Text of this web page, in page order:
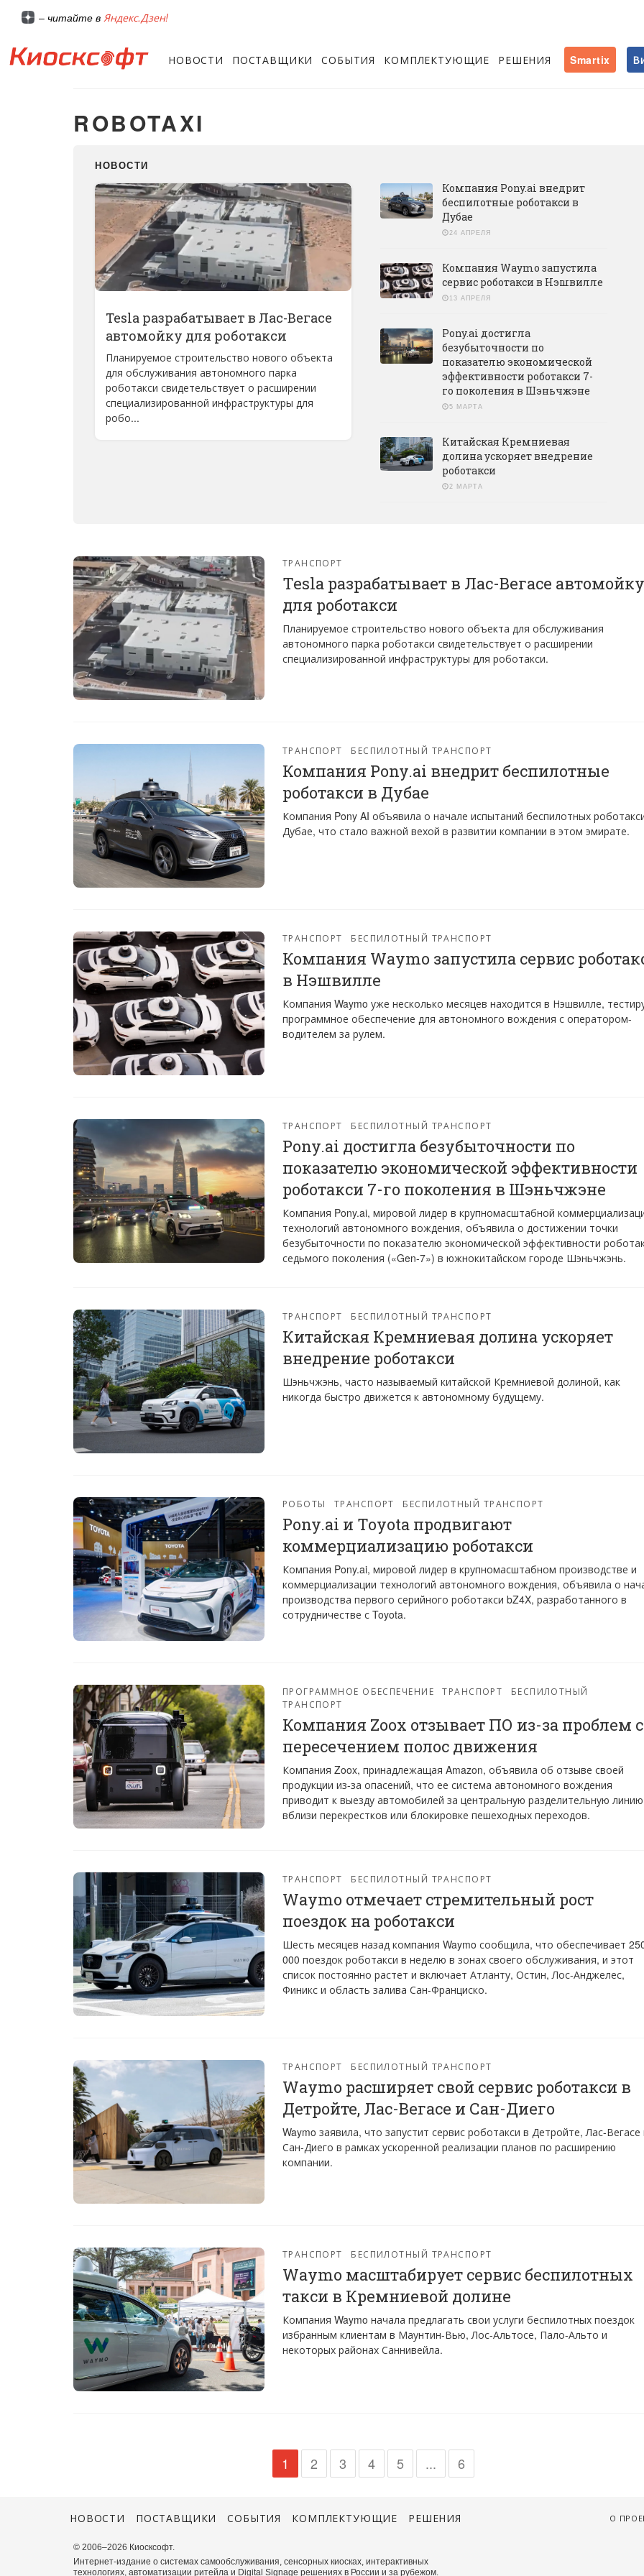
– читайте в Яндекс.Дзен!
НОВОСТИ ПОСТАВЩИКИ СОБЫТИЯ КОМПЛЕКТУЮЩИЕ РЕШЕНИЯ Smartix
ROBOTAXI
НОВОСТИ
Tesla разрабатывает в Лас-Вегасе
автомойку для роботакси
Планируемое строительство нового объекта
для обслуживания автономного парка
роботакси свидетельствует о расширении
специализированной инфраструктуры для
робо...
Компания Pony.ai внедрит
беспилотные роботакси в
Дубае
24 АПРЕЛЯ
Компания Waymo запустила
сервис роботакси в Нэшвилле
13 АПРЕЛЯ
Pony.ai достигла
безубыточности по
показателю экономической
эффективности роботакси 7-
го поколения в Шэньчжэне
5 МАРТА
Китайская Кремниевая
долина ускоряет внедрение
роботакси
2 МАРТА
ТРАНСПОРТ
Tesla разрабатывает в Лас-Вегасе автомойку
для роботакси
Планируемое строительство нового объекта для обслуживания
автономного парка роботакси свидетельствует о расширении
специализированной инфраструктуры для роботакси.
ТРАНСПОРТ БЕСПИЛОТНЫЙ ТРАНСПОРТ
Компания Pony.ai внедрит беспилотные
роботакси в Дубае
Компания Pony AI объявила о начале испытаний беспилотных
Дубае, что стало важной вехой в развитии компании в этом эмирате.
ТРАНСПОРТ БЕСПИЛОТНЫЙ ТРАНСПОРТ
Компания Waymo запустила сервис
в Нэшвилле
Компания Waymo уже несколько месяцев находится в Нэшвилле,
программное обеспечение для автономного вождения с оператором-
водителем за рулем.
ТРАНСПОРТ БЕСПИЛОТНЫЙ ТРАНСПОРТ
Pony.ai достигла безубыточности по
показателю экономической эффективности
роботакси 7-го поколения в Шэньчжэне
Компания Pony.ai, мировой лидер в крупномасштабной
технологий автономного вождения, объявила о достижении точки
безубыточности по показателю экономической эффективности
седьмого поколения («Gen-7») в южнокитайском городе Шэньчжэнь.
ТРАНСПОРТ БЕСПИЛОТНЫЙ ТРАНСПОРТ
Китайская Кремниевая долина ускоряет
внедрение роботакси
Шэньчжэнь, часто называемый китайской Кремниевой долиной, как
никогда быстро движется к автономному будущему.
РОБОТЫ ТРАНСПОРТ БЕСПИЛОТНЫЙ ТРАНСПОРТ
Pony.ai и Toyota продвигают
коммерциализацию роботакси
Компания Pony.ai, мировой лидер в крупномасштабном производстве и
коммерциализации технологий автономного вождения, объявила о
производства первого серийного роботакси bZ4X, разработанного в
сотрудничестве с Toyota.
ПРОГРАММНОЕ ОБЕСПЕЧЕНИЕ ТРАНСПОРТ
БЕСПИЛОТНЫЙ
ТРАНСПОРТ
Компания Zoox отзывает ПО из-за проблем с
пересечением полос движения
Компания Zoox, принадлежащая Amazon, объявила об отзыве своей
продукции из-за опасений, что ее система автономного вождения
приводит к выезду автомобилей за центральную разделительную линию
вблизи перекрестков или блокировке пешеходных переходов.
ТРАНСПОРТ БЕСПИЛОТНЫЙ ТРАНСПОРТ
Waymo отмечает стремительный рост
поездок на роботакси
Шесть месяцев назад компания Waymo сообщила, что обеспечивает
000 поездок роботакси в неделю в зонах своего обслуживания, и этот
список постоянно растет и включает Атланту, Остин, Лос-Анджелес,
Финикс и область залива Сан-Франциско.
ТРАНСПОРТ БЕСПИЛОТНЫЙ ТРАНСПОРТ
Waymo расширяет свой сервис роботакси в
Детройте, Лас-Вегасе и Сан-Диего
Waymo заявила, что запустит сервис роботакси в Детройте, Лас-Вегасе
Сан-Диего в рамках ускоренной реализации планов по расширению
компании.
ТРАНСПОРТ БЕСПИЛОТНЫЙ ТРАНСПОРТ
Waymo масштабирует сервис беспилотных
такси в Кремниевой долине
Компания Waymo начала предлагать свои услуги беспилотных поездок
избранным клиентам в Маунтин-Вью, Лос-Альтосе, Пало-Альто и
некоторых районах Саннивейла.
1 2 3 4 5 ... 6
О
НОВОСТИ ПОСТАВЩИКИ СОБЫТИЯ КОМПЛЕКТУЮЩИЕ РЕШЕНИЯ
© 2006–2026 Киосксофт.
Интернет-издание о системах самообслуживания, сенсорных киосках, интерактивных
технологиях, автоматизации ритейла и Digital Signage решениях в России и за рубежом.